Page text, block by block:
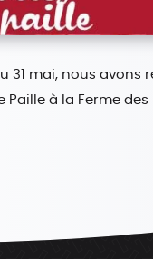
31 mai, nous
Paille à la Ferme